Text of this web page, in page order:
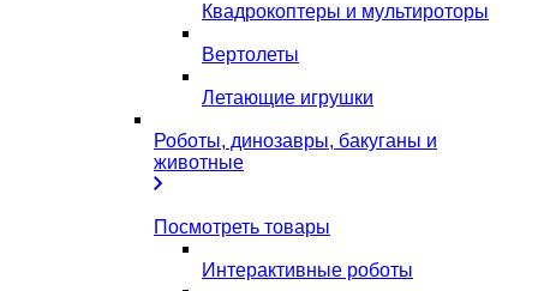
Квадрокоптеры и мультироторы
Вертолеты
Летающие игрушки
Роботы, динозавры, бакуганы и
животные
Посмотреть товары
Интерактивные роботы